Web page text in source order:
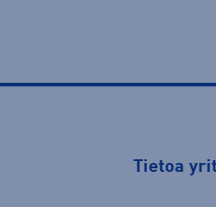
Tietoa